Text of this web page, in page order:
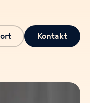
Kontakt